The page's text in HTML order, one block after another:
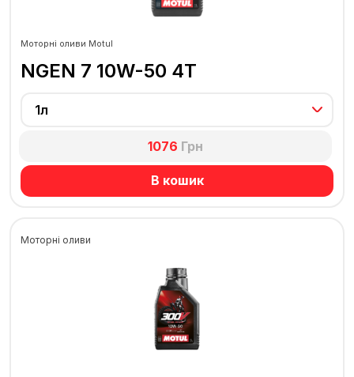
Моторні оливи Motul
NGEN 7 10W-50 4T
1л
1076 Грн
В кошик
Моторні оливи